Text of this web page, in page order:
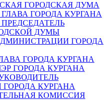
ГОРОДСКАЯ ДУМА
ГОРОДА КУРГАНА
ДУМЫ
ГОРОДА
ГОРОДА КУРГАНА
ГОРОДА КУРГАНА
КУРГАНА
КОМИССИЯ